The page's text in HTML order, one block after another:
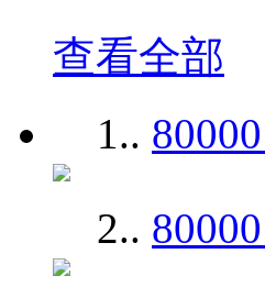
查看全部
1..
2..